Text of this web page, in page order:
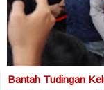
Bantah Tudingan